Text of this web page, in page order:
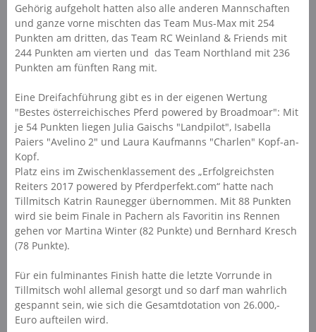
Gehörig aufgeholt hatten also alle anderen Mannschaften
und ganze vorne mischten das Team Mus-Max mit 254
Punkten am dritten, das Team RC Weinland & Friends mit
244 Punkten am vierten und das Team Northland mit 236
Punkten am fünften Rang mit.
Eine Dreifachführung gibt es in der eigenen Wertung
"Bestes österreichisches Pferd powered by Broadmoar": Mit
je 54 Punkten liegen Julia Gaischs "Landpilot", Isabella
Paiers "Avelino 2" und Laura Kaufmanns "Charlen" Kopf-an-
Kopf.
Platz eins im Zwischenklassement des „Erfolgreichsten
Reiters 2017 powered by Pferdperfekt.com“ hatte nach
Tillmitsch Katrin Raunegger übernommen. Mit 88 Punkten
wird sie beim Finale in Pachern als Favoritin ins Rennen
gehen vor Martina Winter (82 Punkte) und Bernhard Kresch
(78 Punkte).
Für ein fulminantes Finish hatte die letzte Vorrunde in
Tillmitsch wohl allemal gesorgt und so darf man wahrlich
gespannt sein, wie sich die Gesamtdotation von 26.000,-
Euro aufteilen wird.